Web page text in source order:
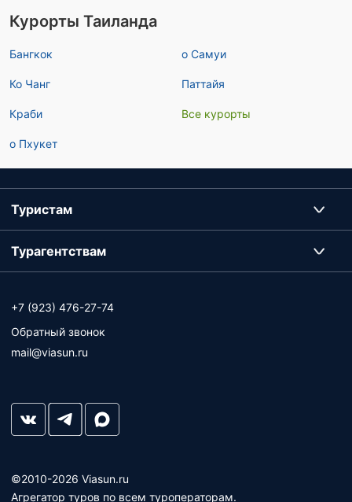
Курорты Таиланда
Бангкок
Ко Чанг
Краби
о Пхукет
о Самуи
Паттайя
Все курорты
©2010-2026 Viasun.ru
Агрегатор туров по всем туроператорам.
Туристам
Турагентствам
+7 (923) 476-27-74
Обратный звонок
mail@viasun.ru